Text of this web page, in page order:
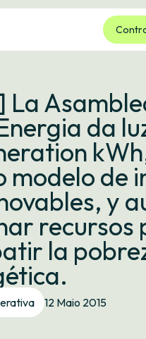
CA GL EU
La
da
modelo de
y
recursos
la
12 Maio 2015